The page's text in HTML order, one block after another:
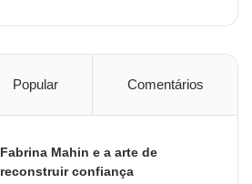
Popular Comentários
Fabrina Mahin e a arte de
reconstruir confiança